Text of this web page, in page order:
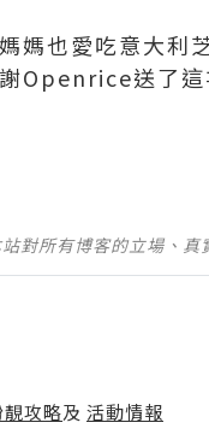
媽也愛吃意大利
Openrice送了這
對所有博客的立場、
靚攻略及 活動情報